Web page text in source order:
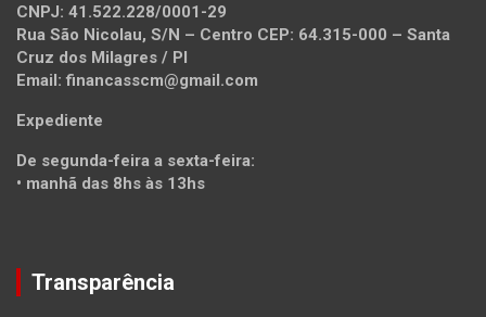
CNPJ: 41.522.228/0001-29
Rua São Nicolau, S/N – Centro CEP: 64.315-000 – Santa
Cruz dos Milagres / PI
Email: financasscm@gmail.com
Expediente
De segunda-feira a sexta-feira:
• manhã das 8hs às 13hs
Transparência